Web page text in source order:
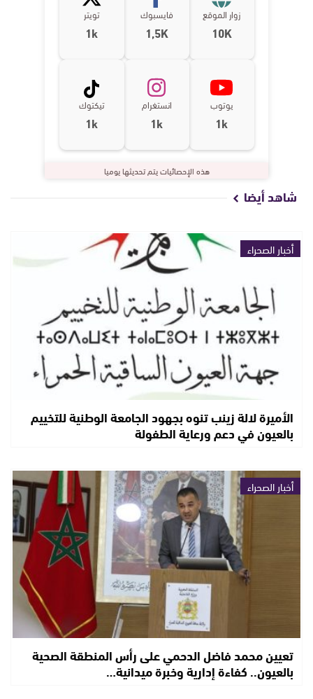
زوار الموقع
10K
فايسبوك
1,5K
تويتر
1k
يوتوب
1k
انستغرام
1k
تيكتوك
1k
هذه الإحصائيات يتم تحديثها يوميا
شاهد أيضا
أخبار الصحراء
الأميرة لالة زينب تنوه بجهود الجامعة الوطنية للتخييم
بالعيون في دعم ورعاية الطفولة
أخبار الصحراء
تعيين محمد فاضل الدحمي على رأس المنطقة الصحية
بالعيون.. كفاءة إدارية وخبرة ميدانية…